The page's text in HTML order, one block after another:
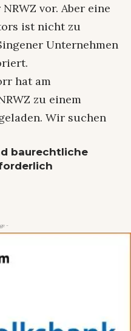
vor. Aber eine
ist nicht zu
Unternehmen
hat am
zu einem
Wir suchen
baurechtliche
-